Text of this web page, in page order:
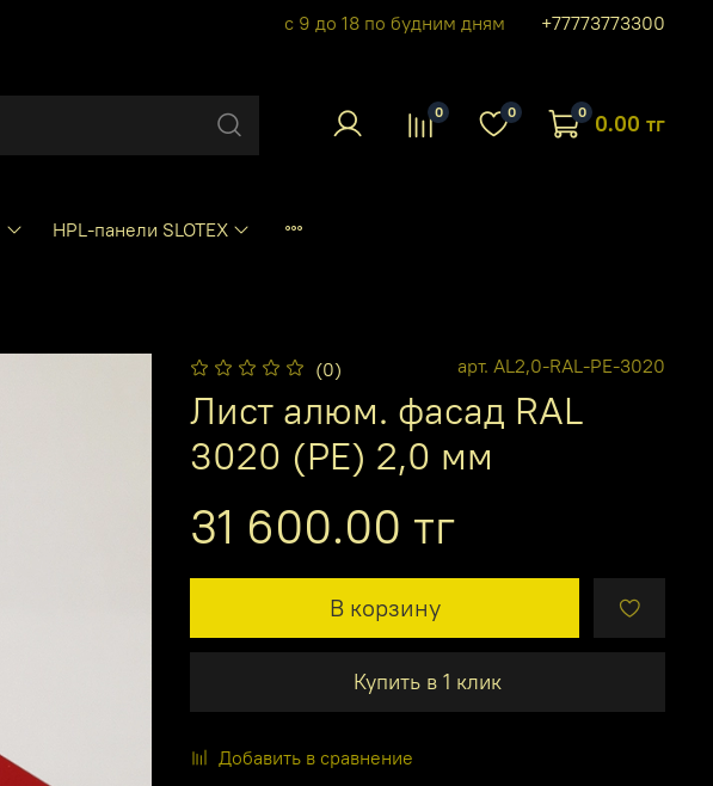
с 9 до 18 по будним дням +77773773300
0 0 0 0.00 тг
HPL-панели SLOTEX
(0) арт. AL2,0-RAL-PE-3020
Лист алюм. фасад RAL
3020 (PE) 2,0 мм
31 600.00 тг
В корзину
Купить в 1 клик
Добавить в сравнение